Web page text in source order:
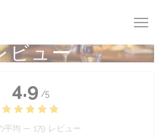
て
ビュー
4.9 /5
平均 — 179 レビュー